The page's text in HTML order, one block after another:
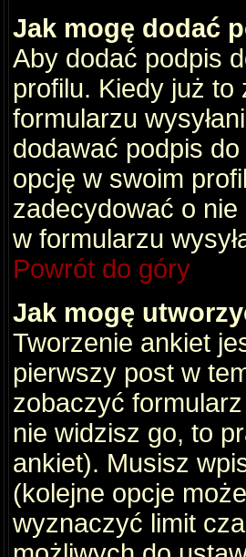
Jak mogę dodać
Aby dodać podpis
profilu. Kiedy już
formularzu
dodawać podpis
opcję w swoim
zadecydować o
w formularzu
Powrót do góry
Jak mogę
Tworzenie ankiet
pierwszy post w
zobaczyć formularz
nie widzisz go, to
ankiet). Musisz
(kolejne opcje
wyznaczyć limit